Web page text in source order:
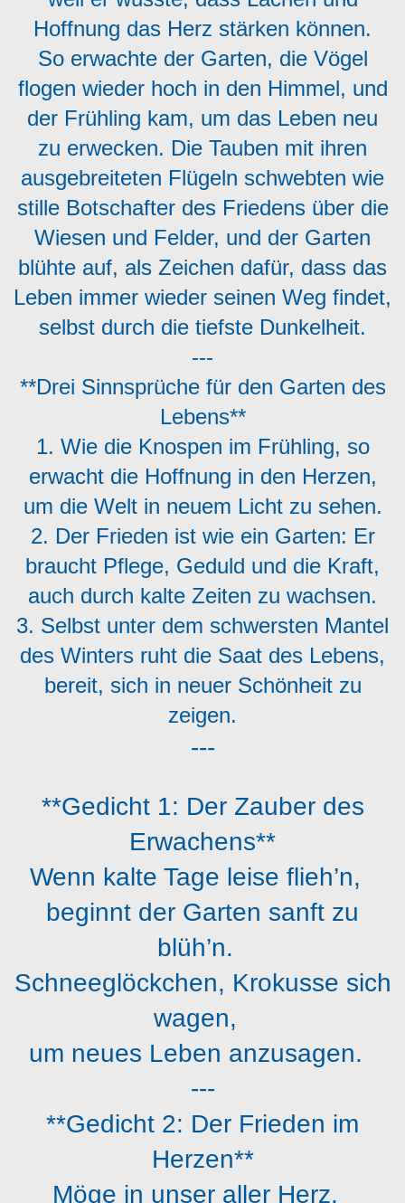
Hoffnung das Herz stärken können.
So erwachte der Garten, die Vögel
flogen wieder hoch in den Himmel, und
der Frühling kam, um das Leben neu
zu erwecken. Die Tauben mit ihren
ausgebreiteten Flügeln schwebten wie
stille Botschafter des Friedens über die
Wiesen und Felder, und der Garten
blühte auf, als Zeichen dafür, dass das
Leben immer wieder seinen Weg findet,
selbst durch die tiefste Dunkelheit.
---
**Drei Sinnsprüche für den Garten des
Lebens**
1. Wie die Knospen im Frühling, so
erwacht die Hoffnung in den Herzen,
um die Welt in neuem Licht zu sehen.
2. Der Frieden ist wie ein Garten: Er
braucht Pflege, Geduld und die Kraft,
auch durch kalte Zeiten zu wachsen.
3. Selbst unter dem schwersten Mantel
des Winters ruht die Saat des Lebens,
bereit, sich in neuer Schönheit zu
zeigen.
---
**Gedicht 1: Der Zauber des
Erwachens**
Wenn kalte Tage leise flieh’n,
beginnt der Garten sanft zu
blüh’n.
Schneeglöckchen, Krokusse sich
wagen,
um neues Leben anzusagen.
---
**Gedicht 2: Der Frieden im
Herzen**
Möge in unser aller Herz,